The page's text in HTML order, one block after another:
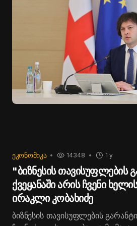
ტანსაცმელი და ალკოჰოლი.
ნიშნავს, რომ პაკისტანში
საცხოვრებელს, სურსათს და
ᲔᲙᲝᲜᲝᲛᲘᲙᲐ 1 y
14348
"ბიზნესის თავისუფლების
ქვეყანაში არის ჩვენი
ირაკლი კობახიძე
ბიზნესის თავისუფლების